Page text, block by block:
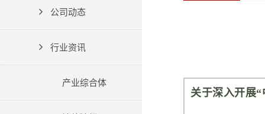
公司动态
行业资讯
产业综合体
关于深入开展